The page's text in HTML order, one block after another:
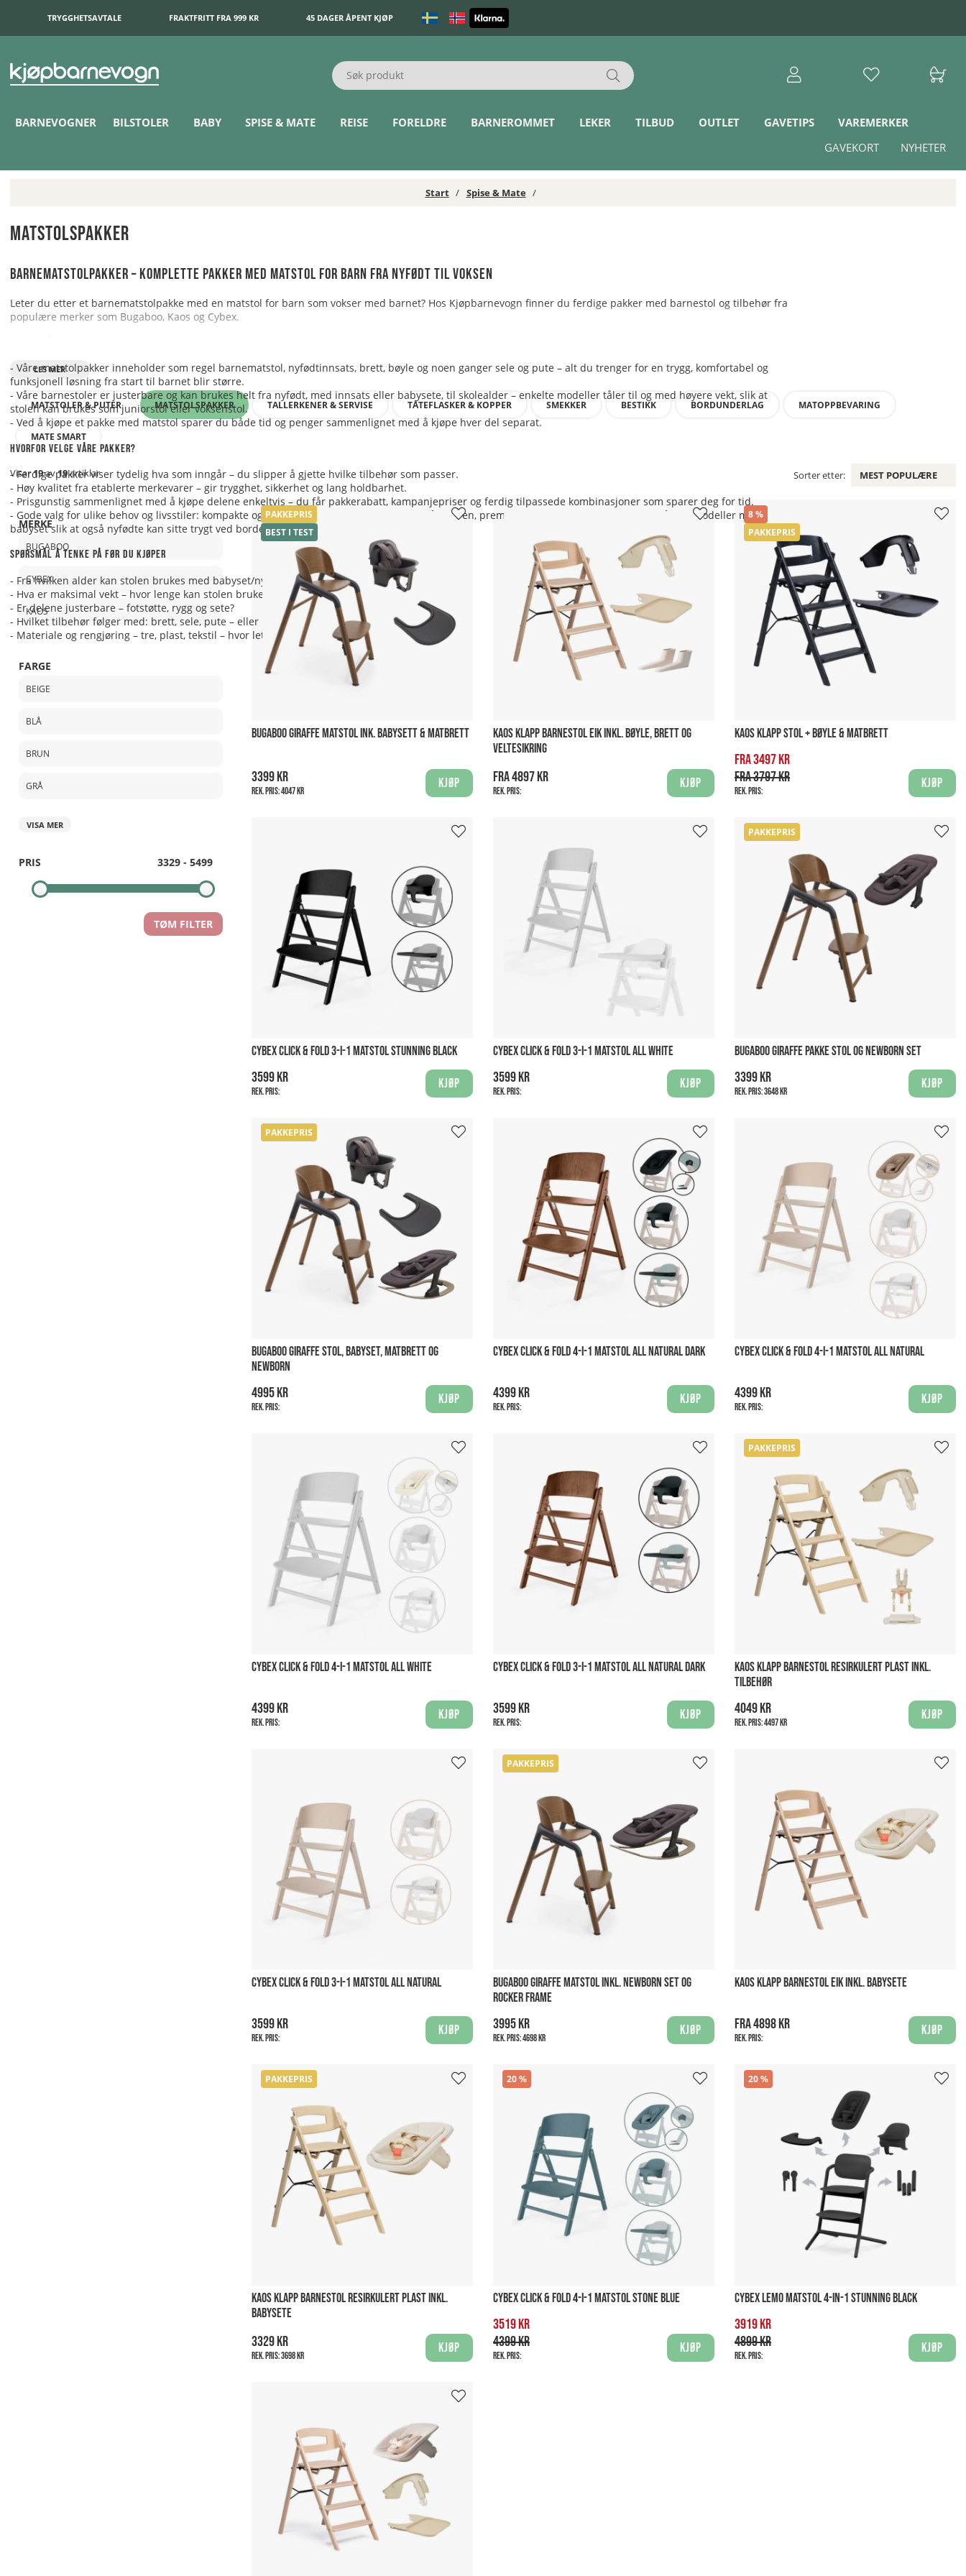
TRYGGHETSAVTALE FRAKTFRITT FRA 999 KR 45 DAGER ÅPENT KJØP
BARNEVOGNER BILSTOLER BABY SPISE & MATE REISE FORELDRE BARNEROMMET LEKER TILBUD OUTLET GAVETIPS
VAREMERKER
NYHETER
GAVEKORT
Start Spise & Mate
Matstolspakker
Barnematstolpakker – komplette pakker med matstol for barn fra nyfødt til voksen
Leter du etter et barnematstolpakke med en matstol for barn som vokser med barnet? Hos Kjøpbarnevogn finner du ferdige pakker med barnestol og tilbehør fra
populære merker som Bugaboo, Kaos og Cybex.
- Våre matstolpakker inneholder som regel barnematstol, nyfødtinnsats, brett, bøyle og noen ganger sele og pute – alt du trenger for en trygg, komfortabel og
funksjonell løsning fra start til barnet blir større.
- Våre barnestoler er justerbare og kan brukes helt fra nyfødt, med innsats eller babysete, til skolealder – enkelte modeller tåler til og med høyere vekt, slik at
stolen kan brukes som juniorstol eller voksenstol.
- Ved å kjøpe et pakke med matstol sparer du både tid og penger sammenlignet med å kjøpe hver del separat.
Hvorfor velge våre pakker?
- Ferdige pakker viser tydelig hva som inngår – du slipper å gjette hvilke tilbehør som passer.
- Høy kvalitet fra etablerte merkevarer – gir trygghet, sikkerhet og lang holdbarhet.
- Prisgunstig sammenlignet med å kjøpe delene enkeltvis – du får pakkerabatt, kampanjepriser og ferdig tilpassede kombinasjoner som sparer deg for tid.
- Gode valg for ulike behov og livsstiler: kompakte og sammenleggbare modeller for små kjøkken, premium trestoler som varer i mange år, og modeller med
babyset slik at også nyfødte kan sitte trygt ved bordet.
Spørsmål å tenke på før du kjøper
- Fra hvilken alder kan stolen brukes med babyset/nyfødtinnsats?
- Hva er maksimal vekt – hvor lenge kan stolen brukes?
- Er delene justerbare – fotstøtte, rygg og sete?
- Hvilket tilbehør følger med: brett, sele, pute – eller må det kjøpes separat?
- Materiale og rengjøring – tre, plast, tekstil – hvor lett er stolen å holde ren?
MATSTOLER & PUTER MATSTOLSPAKKER TALLERKENER & SERVISE TÅTEFLASKER & KOPPER SMEKKER BESTIKK BORDUNDERLAG MATOPPBEVARING
MATE SMART
Visar19av19artiklar Sorter etter: MEST POPULÆRE
MERKE
BUGABOO
CYBEX
KAOS
FARGE
BEIGE
BLÅ
BRUN
GRÅ
VISA MER
PRIS 3329 - 5499
TØM FILTER
PAKKEPRIS
BEST I TEST
BUGABOO GIRAFFE MATSTOL INK. BABYSETT & MATBRETT
3399 kr
Rek. pris:4047 kr
Kjøp
KAOS KLAPP BARNESTOL EIK INKL. BØYLE, BRETT OG
VELTESIKRING
Fra 4897 kr
Rek. pris:
Kjøp
8
PAKKEPRIS
KAOS KLAPP STOL + BØYLE & MATBRETT
Fra 3497 kr
Fra 3797 kr
Rek. pris:
Kjøp
CYBEX CLICK & FOLD 3-I-1 MATSTOL STUNNING BLACK
3599 kr
Rek. pris:
Kjøp
CYBEX CLICK & FOLD 3-I-1 MATSTOL ALL WHITE
3599 kr
Rek. pris:
Kjøp
PAKKEPRIS
BUGABOO GIRAFFE PAKKE STOL OG NEWBORN SET
3399 kr
Rek. pris:3648 kr
Kjøp
PAKKEPRIS
BUGABOO GIRAFFE STOL, BABYSET, MATBRETT OG
NEWBORN
4995 kr
Rek. pris:
Kjøp
CYBEX CLICK & FOLD 4-I-1 MATSTOL ALL NATURAL DARK
4399 kr
Rek. pris:
Kjøp
CYBEX CLICK & FOLD 4-I-1 MATSTOL ALL NATURAL
4399 kr
Rek. pris:
Kjøp
CYBEX CLICK & FOLD 4-I-1 MATSTOL ALL WHITE
4399 kr
Rek. pris:
Kjøp
CYBEX CLICK & FOLD 3-I-1 MATSTOL ALL NATURAL DARK
3599 kr
Rek. pris:
Kjøp
PAKKEPRIS
KAOS KLAPP BARNESTOL RESIRKULERT PLAST INKL.
TILBEHØR
4049 kr
Rek. pris:4497 kr
Kjøp
CYBEX CLICK & FOLD 3-I-1 MATSTOL ALL NATURAL
3599 kr
Rek. pris:
Kjøp
PAKKEPRIS
BUGABOO GIRAFFE MATSTOL INKL. NEWBORN SET OG
ROCKER FRAME
3995 kr
Rek. pris:4698 kr
Kjøp
KAOS KLAPP BARNESTOL EIK INKL. BABYSETE
Fra 4898 kr
Rek. pris:
Kjøp
PAKKEPRIS
KAOS KLAPP BARNESTOL RESIRKULERT PLAST INKL.
BABYSETE
3329 kr
Rek. pris:3698 kr
Kjøp
20
CYBEX CLICK & FOLD 4-I-1 MATSTOL STONE BLUE
3519 kr
4399 kr
Rek. pris:
Kjøp
20
CYBEX LEMO MATSTOL 4-IN-1 STUNNING BLACK
3919 kr
4899 kr
Rek. pris:
Kjøp